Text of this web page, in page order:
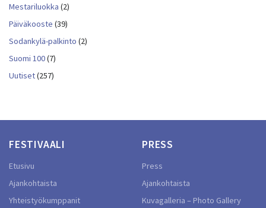
Mestariluokka (2)
Päiväkooste (39)
Sodankylä-palkinto (2)
Suomi 100(7)
Uutiset(257)
FESTIVAALI
Etusivu
Ajankohtaista
Yhteistyökumppanit
PRESS
Press
Ajankohtaista
Kuvagalleria – Photo Gallery